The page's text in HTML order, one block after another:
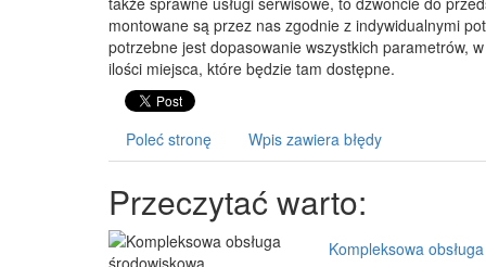
montowane są przez nas zgodnie z indywidualnymi
potrzebne jest dopasowanie wszystkich parametrów,
ilości miejsca, które będzie tam dostępne.
Poleć stronę Wpis zawiera błędy
Przeczytać warto:
Kompleksowa